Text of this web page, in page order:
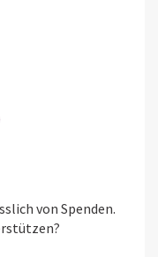
von Spenden.